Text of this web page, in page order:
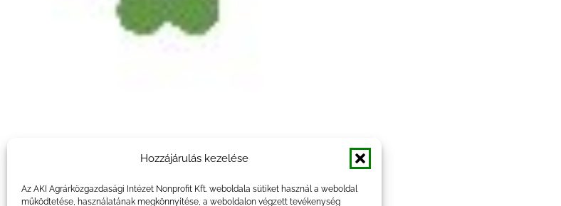
Hozzájárulás kezelése
Az AKI Agrárközgazdasági Intézet Nonprofit Kft. weboldala sütiket használ a weboldal
működtetése, használatának megkönnyítése, a weboldalon végzett tevékenység